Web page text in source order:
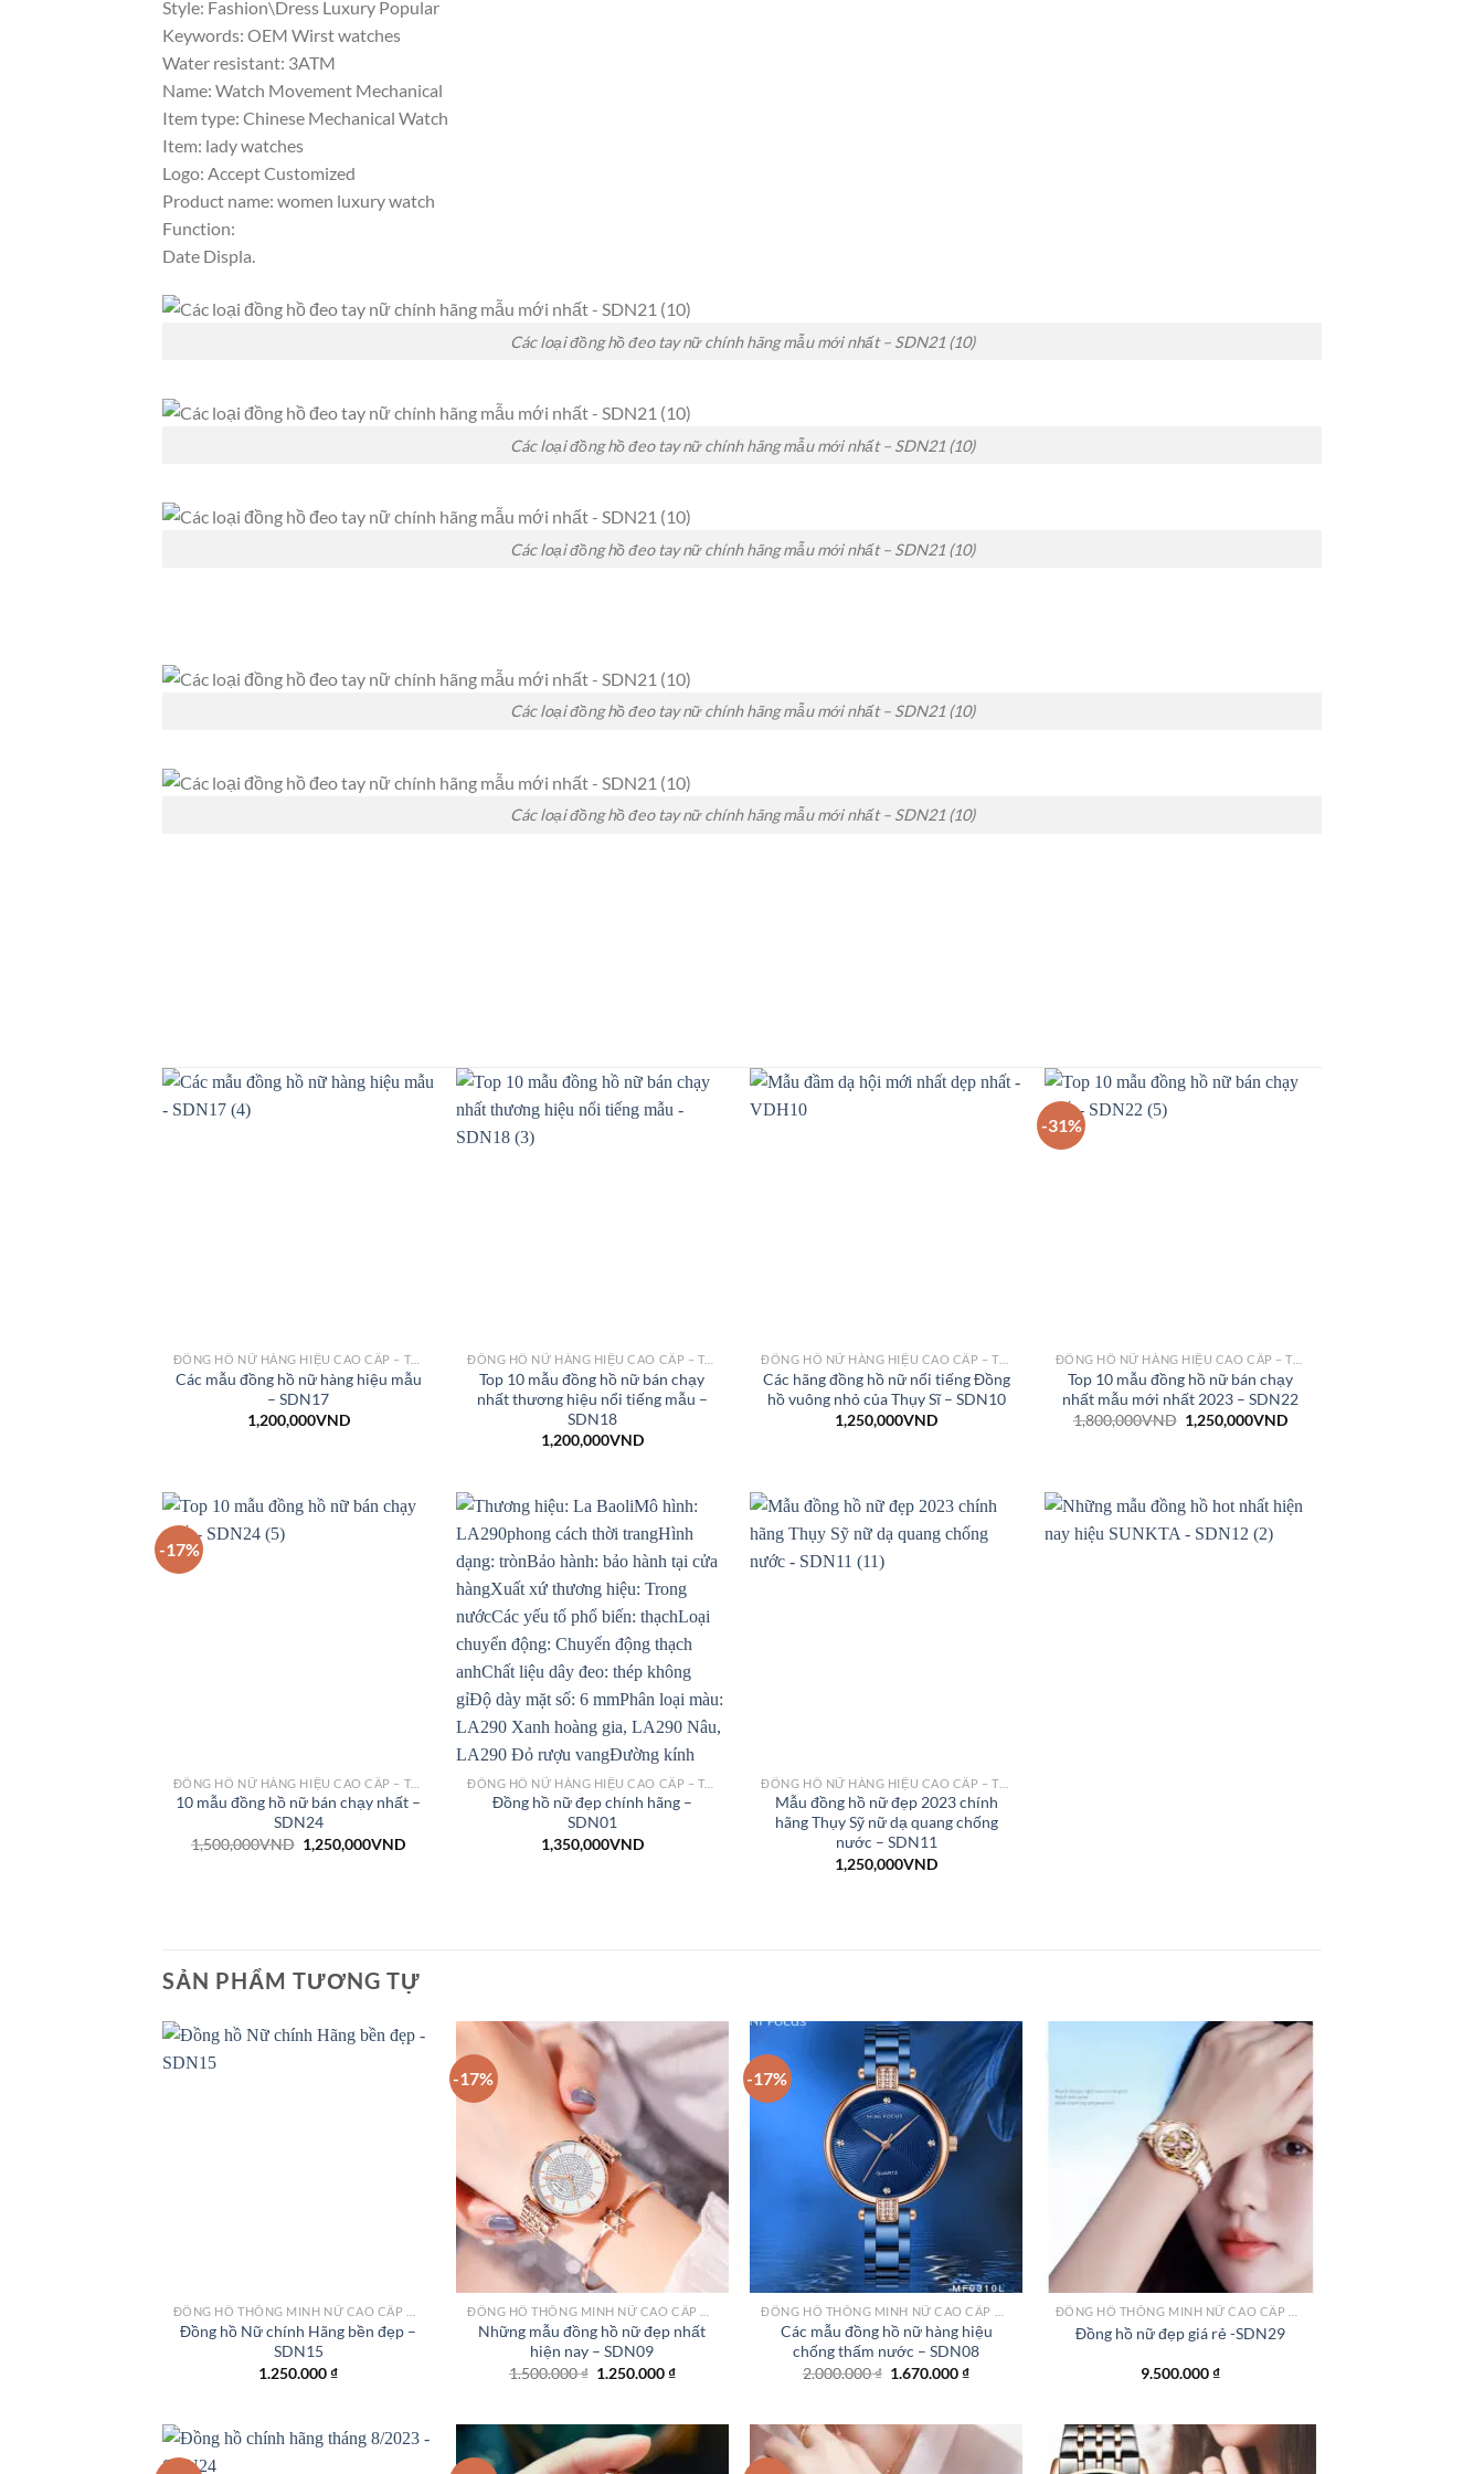
Style: Fashion\Dress Luxury Popular
Keywords: OEM Wirst watches
Water resistant: 3ATM
Name: Watch Movement Mechanical
Item type: Chinese Mechanical Watch
Item: lady watches
Logo: Accept Customized
Product name: women luxury watch
Function:
Date Displa.
Các loại đồng hồ đeo tay nữ chính hãng mẫu mới nhất – SDN21 (10)
Các loại đồng hồ đeo tay nữ chính hãng mẫu mới nhất – SDN21 (10)
Các loại đồng hồ đeo tay nữ chính hãng mẫu mới nhất – SDN21 (10)
Các loại đồng hồ đeo tay nữ chính hãng mẫu mới nhất – SDN21 (10)
Các loại đồng hồ đeo tay nữ chính hãng mẫu mới nhất – SDN21 (10)
ĐỒNG HỒ NỮ HÀNG HIỆU CAO CẤP – THỜI TRANG
Các mẫu đồng hồ nữ hàng hiệu mẫu
– SDN17
1,200,000VND
ĐỒNG HỒ NỮ HÀNG HIỆU CAO CẤP – THỜI TRANG
Top 10 mẫu đồng hồ nữ bán chạy
nhất thương hiệu nổi tiếng mẫu –
SDN18
1,200,000VND
ĐỒNG HỒ NỮ HÀNG HIỆU CAO CẤP – THỜI TRANG
Các hãng đồng hồ nữ nổi tiếng Đồng
hồ vuông nhỏ của Thụy Sĩ – SDN10
1,250,000VND
-31%
ĐỒNG HỒ NỮ HÀNG HIỆU CAO CẤP – THỜI TRANG
Top 10 mẫu đồng hồ nữ bán chạy
nhất mẫu mới nhất 2023 – SDN22
1,800,000VND 1,250,000VND
-17%
ĐỒNG HỒ NỮ HÀNG HIỆU CAO CẤP – THỜI TRANG
10 mẫu đồng hồ nữ bán chạy nhất –
SDN24
1,500,000VND 1,250,000VND
ĐỒNG HỒ NỮ HÀNG HIỆU CAO CẤP – THỜI TRANG
Đồng hồ nữ đẹp chính hãng –
SDN01
1,350,000VND
ĐỒNG HỒ NỮ HÀNG HIỆU CAO CẤP – THỜI TRANG
Mẫu đồng hồ nữ đẹp 2023 chính
hãng Thụy Sỹ nữ dạ quang chống
nước – SDN11
1,250,000VND
SẢN PHẨM TƯƠNG TỰ
Đồng hồ Nữ chính Hãng bền đẹp –
SDN15
1.250.000₫
-17%
Add to
wishlist
Những mẫu đồng hồ nữ đẹp nhất
hiện nay – SDN09
1.500.000₫ Giá
1.250.000₫Giá
1.250.000 ₫.
-17%
Add to
wishlist
Các mẫu đồng hồ nữ hàng hiệu
chống thấm nước – SDN08
2.000.000₫ Giá
1.670.000₫Giá
1.670.000 ₫.
Add to
wishlist
Đồng hồ nữ đẹp giá rẻ -SDN29
9.500.000₫